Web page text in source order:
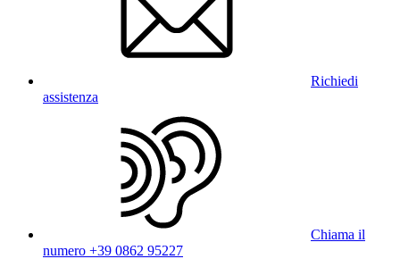
Richiedi
assistenza
Chiama il
numero +39 0862 95227